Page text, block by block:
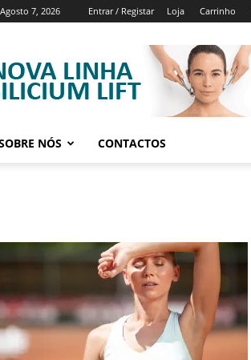
7, 2026 Entrar / Registar Loja Carrinho
NÓS CONTACTOS